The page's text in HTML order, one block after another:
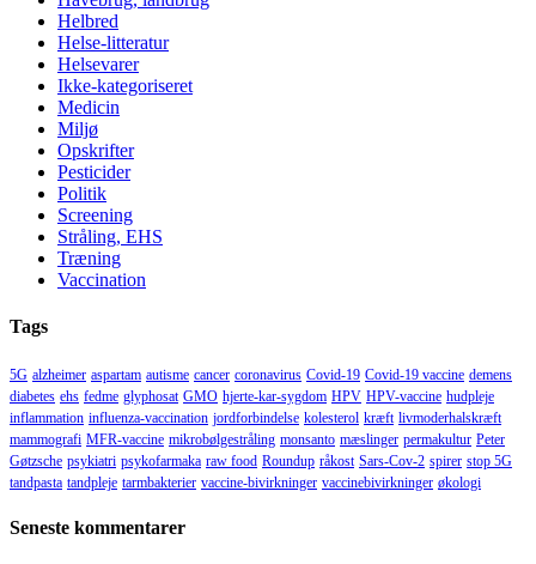
Helbred
Helse-litteratur
Helsevarer
Ikke-kategoriseret
Medicin
Miljø
Opskrifter
Pesticider
Politik
Screening
Stråling, EHS
Træning
Vaccination
Tags
5G alzheimer aspartam autisme cancer coronavirus Covid-19 Covid-19 vaccine demens
diabetes ehs fedme glyphosat GMO hjerte-kar-sygdom HPV HPV-vaccine hudpleje
inflammation influenza-vaccination jordforbindelse kolesterol kræft livmoderhalskræft
mammografi MFR-vaccine mikrobølgestråling monsanto mæslinger permakultur Peter
Gøtzsche psykiatri psykofarmaka raw food Roundup råkost Sars-Cov-2 spirer stop 5G
tandpasta tandpleje tarmbakterier vaccine-bivirkninger vaccinebivirkninger økologi
Seneste kommentarer